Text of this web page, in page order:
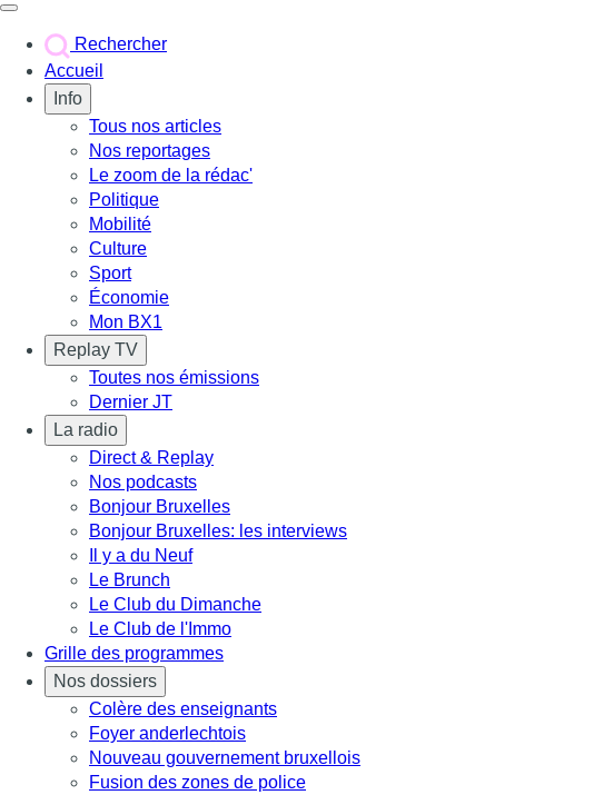
Rechercher
Accueil
Info
Tous nos articles
Nos reportages
Le zoom de la rédac'
Politique
Mobilité
Culture
Sport
Économie
Mon BX1
Replay TV
Toutes nos émissions
Dernier JT
La radio
Direct & Replay
Nos podcasts
Bonjour Bruxelles
Bonjour Bruxelles: les interviews
Il y a du Neuf
Le Brunch
Le Club du Dimanche
Le Club de l'Immo
Grille des programmes
Nos dossiers
Colère des enseignants
Foyer anderlechtois
Nouveau gouvernement bruxellois
Fusion des zones de police